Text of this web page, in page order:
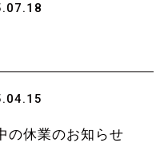
の休業のお知らせ